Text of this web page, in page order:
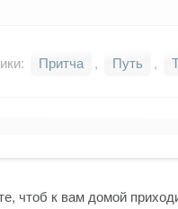
Притча , Путь ,
чтоб к вам домой